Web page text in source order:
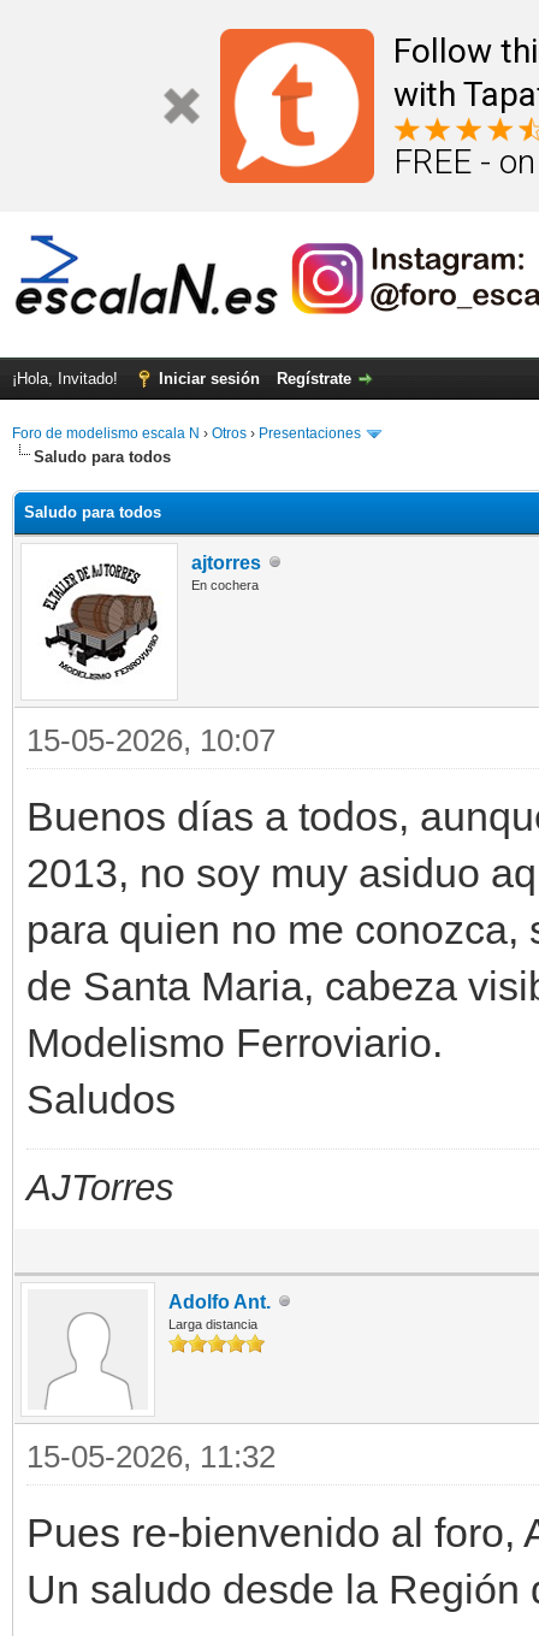
Follow
with
FREE -
¡Hola, Invitado! Iniciar sesión Regístrate
Foro de modelismo escala N › Otros › Presentaciones
Saludo para todos
Saludo para todos
ajtorres
En cochera
15-05-2026, 10:07
Buenos días a todos,
2013, no soy muy asiduo
para quien no me conozca,
de Santa Maria, cabeza
Modelismo Ferroviario.
Saludos
AJTorres
Adolfo Ant.
Larga distancia
15-05-2026, 11:32
Pues re-bienvenido al foro,
Un saludo desde la Región